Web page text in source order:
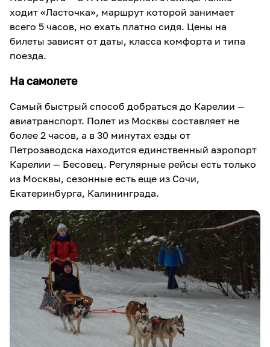
ходит «Ласточка», маршрут которой занимает
всего 5 часов, но ехать платно сидя. Цены на
билеты зависят от даты, класса комфорта и типа
поезда.
На самолете
Самый быстрый способ добраться до Карелии —
авиатранспорт. Полет из Москвы составляет не
более 2 часов, а в 30 минутах езды от
Петрозаводска находится единственный аэропорт
Карелии — Бесовец. Регулярные рейсы есть только
из Москвы, сезонные есть еще из Сочи,
Екатеринбурга, Калининграда.